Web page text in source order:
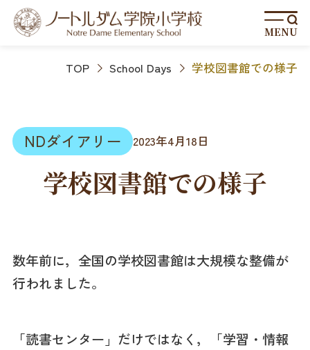
MENU
TOP School Days 学校図書館での様子
NDダイアリー 2023年4月18日
学校図書館での様子
数年前に，全国の学校図書館は大規模な整備が
行われました。
「読書センター」だけではなく，「学習・情報